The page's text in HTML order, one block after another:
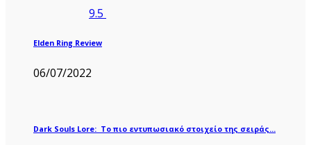
9.5
Elden Ring Review
06/07/2022
Dark Souls Lore: Το πιο εντυπωσιακό στοιχείο της σειράς…